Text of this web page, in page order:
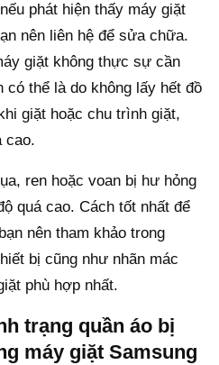
phát hiện thấy máy giặt
nên liên hệ để sửa chữa.
giặt không thực sự cần
có thể là do không lấy hết đồ
giặt hoặc chu trình giặt,
cao.
ren hoặc voan bị hư hỏng
quá cao. Cách tốt nhất để
nên tham khảo trong
bị cũng như nhãn mác
phù hợp nhất.
trạng quần áo bị
máy giặt Samsung